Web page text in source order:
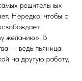
решительных
Нередко, чтобы с
желанию». В
— ведь пьяница
на другую работу,